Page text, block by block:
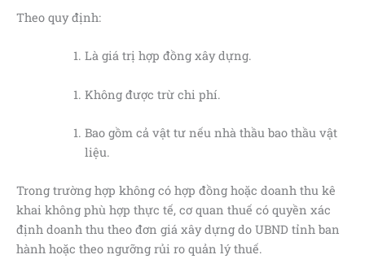
Theo quy định:
Là giá trị hợp đồng xây dựng.
Không được trừ chi phí.
Bao gồm cả vật tư nếu nhà thầu bao thầu vật
liệu.
Trong trường hợp không có hợp đồng hoặc doanh thu kê
khai không phù hợp thực tế, cơ quan thuế có quyền xác
định doanh thu theo đơn giá xây dựng do UBND tỉnh ban
hành hoặc theo ngưỡng rủi ro quản lý thuế.